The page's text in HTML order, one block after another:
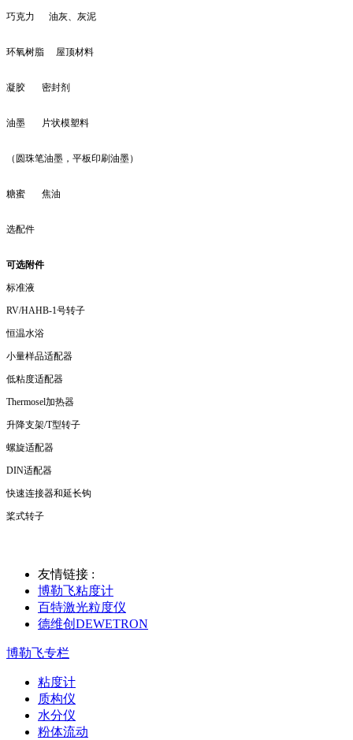
巧克力 油灰、灰泥
环氧树脂 屋顶材料
凝胶 密封剂
油墨 片状模塑料
（圆珠笔油墨，平板印刷油墨）
糖蜜 焦油
选配件
可选附件
标准液
RV/HAHB-1号转子
恒温水浴
小量样品适配器
低粘度适配器
Thermosel加热器
升降支架/T型转子
螺旋适配器
DIN适配器
快速连接器和延长钩
桨式转子
友情链接 :
博勒飞粘度计
百特激光粒度仪
德维创DEWETRON
博勒飞专栏
粘度计
质构仪
水分仪
粉体流动